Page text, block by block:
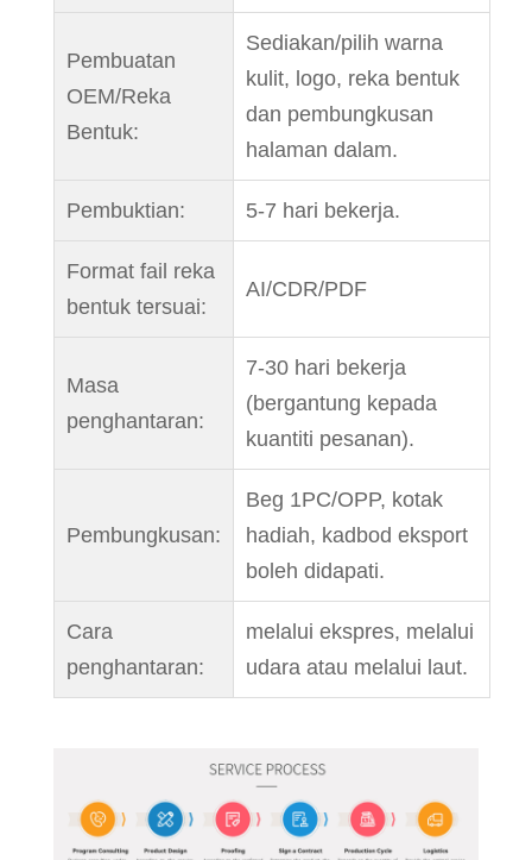
Pembuatan
OEM/Reka
Bentuk:
Sediakan/pilih warna
kulit, logo, reka bentuk
dan pembungkusan
halaman dalam.
Pembuktian: 5-7 hari bekerja.
Format fail reka
bentuk tersuai:
AI/CDR/PDF
Masa
penghantaran:
7-30 hari bekerja
(bergantung kepada
kuantiti pesanan).
Pembungkusan:
Beg 1PC/OPP, kotak
hadiah, kadbod eksport
boleh didapati.
Cara
penghantaran:
melalui ekspres, melalui
udara atau melalui laut.